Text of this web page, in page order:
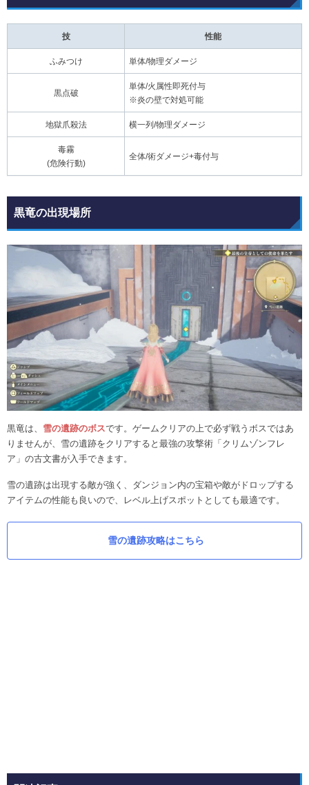
技 性能
ふみつけ 単体/物理ダメージ
黒点破
単体/火属性即死付与
※炎の壁で対処可能
地獄爪殺法 横一列/物理ダメージ
毒霧
(危険行動)
全体/術ダメージ+毒付与
黒竜の出現場所
黒竜は、 雪の遺跡のボスです。ゲームクリアの上で必ず戦うボスではあ
りませんが、雪の遺跡をクリアすると最強の攻撃術「クリムゾンフレ
ア」の古文書が入手できます。
雪の遺跡は出現する敵が強く、ダンジョン内の宝箱や敵がドロップする
アイテムの性能も良いので、レベル上げスポットとしても最適です。
雪の遺跡攻略はこちら